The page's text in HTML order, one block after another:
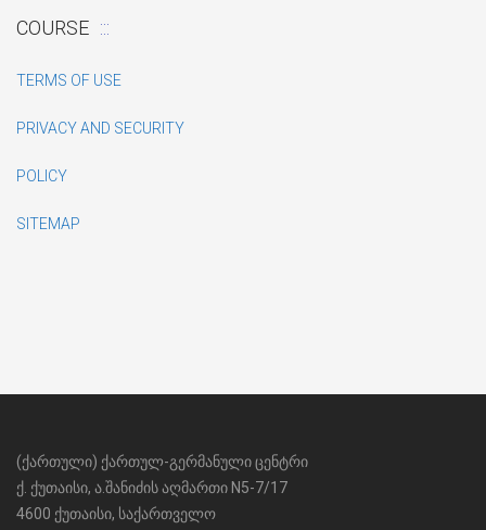
COURSE
TERMS OF USE
PRIVACY AND SECURITY
POLICY
SITEMAP
(ქართული) ქართულ-გერმანული ცენტრი
ქ. ქუთაისი, ა.შანიძის აღმართი N5-7/17
4600 ქუთაისი, საქართველო